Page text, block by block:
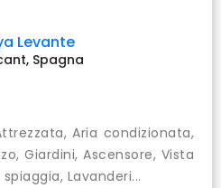
Levante
Spagna
Aria condizionata,
Giardini, Ascensore, Vista
Lavanderi...